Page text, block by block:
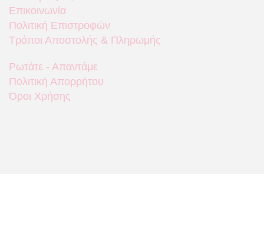
Επικοινωνία
Πολιτική Επιστροφών
Τρόποι Αποστολής & Πληρωμής
Ρωτάτε - Απαντάμε
Πολιτική Απορρήτου
Όροι Χρήσης